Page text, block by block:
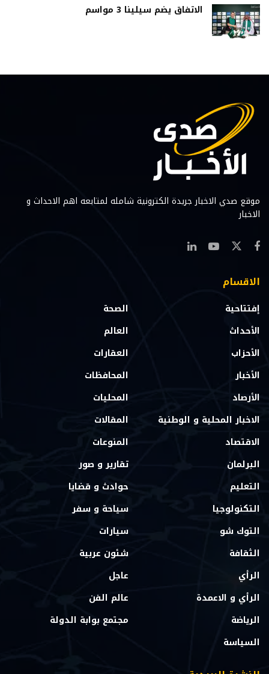
الاتفاق يضم سيلينا 3 مواسم
موقع صدي الاخبار جريدة الكترونية شامله لمتابعه اهم الاحداث و
الاخبار
الاقسام
إفتتاحية
الأحداث
الأحزاب
الأخبار
الأرصاد
الاخبار المحلية و الوطنية
الاقتصاد
البرلمان
التعليم
التكنولوجيا
التوك شو
الثقافة
الرأي
الرأي و الاعمدة
الرياضة
السياسة
الصحة
العالم
العقارات
المحافظات
المحليات
المقالات
المنوعات
تقارير و صور
حوادث و قضايا
سياحة و سفر
سيارات
شئون عربية
عاجل
عالم الفن
مجتمع بوابة الدولة